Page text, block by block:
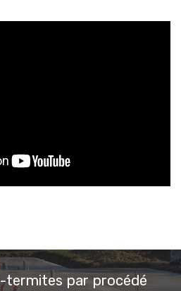
termites par procédé